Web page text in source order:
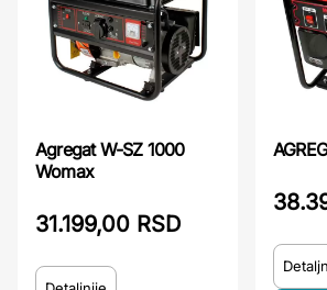
Agregat W-SZ 1000
Womax
31.199,00 RSD